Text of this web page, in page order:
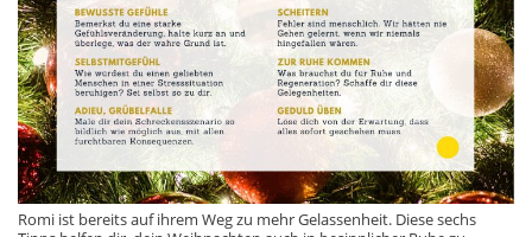
Romi ist bereits auf ihrem Weg zu mehr Gelassenheit. Diese sechs